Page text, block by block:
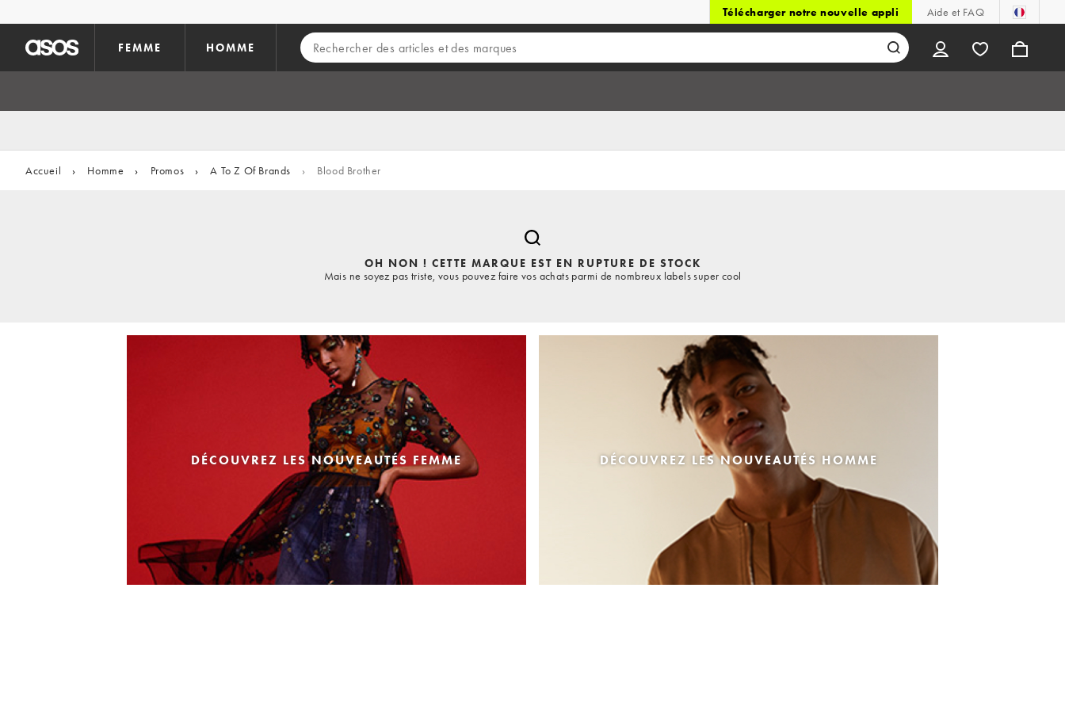
Télécharger notre nouvelle appli Aide et FAQ
FEMME HOMME
Accueil › Homme › Promos › A To Z Of Brands › Blood Brother
OH NON ! CETTE MARQUE EST EN RUPTURE DE STOCK
Mais ne soyez pas triste, vous pouvez faire vos achats parmi de nombreux labels super cool
DÉCOUVREZ LES NOUVEAUTÉS FEMME DÉCOUVREZ LES NOUVEAUTÉS HOMME